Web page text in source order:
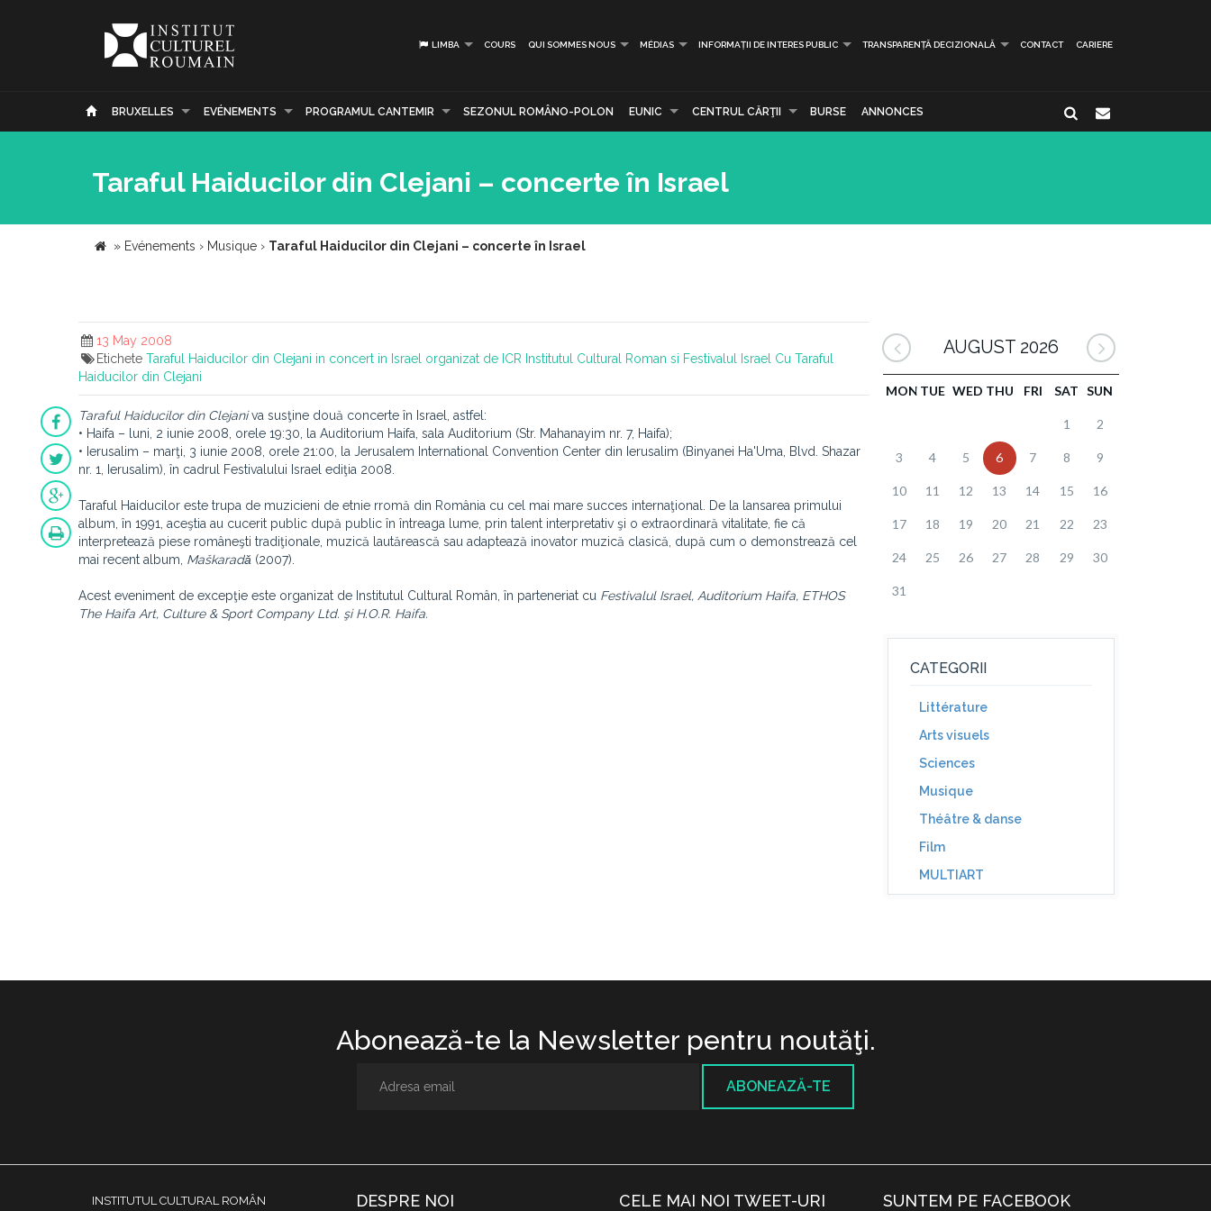
LIMBA COURS QUI SOMMES NOUS MÉDIAS INFORMAȚII DE INTERES PUBLIC TRANSPARENȚĂ DECIZIONALĂ CONTACT CARIERE
BRUXELLES EVÉNEMENTS PROGRAMUL CANTEMIR SEZONUL ROMÂNO-POLON EUNIC CENTRUL CĂRŢII BURSE ANNONCES
Taraful Haiducilor din Clejani – concerte în Israel
» Evénements › Musique › Taraful Haiducilor din Clejani – concerte în Israel
13 May 2008
Etichete Taraful Haiducilor din Clejani in concert in Israel organizat de ICR Institutul Cultural Roman si Festivalul Israel Cu Taraful
Haiducilor din Clejani
Taraful Haiducilor din Clejaniva susţine două concerte în Israel, astfel:
• Haifa – luni, 2 iunie 2008, orele 19:30, la Auditorium Haifa, sala Auditorium (Str. Mahanayim nr. 7, Haifa);
• Ierusalim – marţi, 3 iunie 2008, orele 21:00, la Jerusalem International Convention Center din Ierusalim (Binyanei Ha'Uma, Blvd. Shazar
nr. 1, Ierusalim), în cadrul Festivalului Israel ediţia 2008.
Taraful Haiducilor este trupa de muzicieni de etnie rromă din România cu cel mai mare succes internaţional. De la lansarea primului
album, în 1991, aceştia au cucerit public după public în întreaga lume, prin talent interpretativ şi o extraordinară vitalitate, fie că
interpretează piese româneşti tradiţionale, muzică lautărească sau adaptează inovator muzică clasică, după cum o demonstrează cel
mai recent album, Maškaradǎ (2007).
Acest eveniment de excepţie este organizat de Institutul Cultural Român, în parteneriat cu Festivalul Israel, Auditorium Haifa, ETHOS
The Haifa Art, Culture & Sport Company Ltd. şi H.O.R. Haifa.
AUGUST 2026
MON TUE WED THU FRI SAT SUN
1 2
3 4 5 6 7 8 9
10 11 12 13 14 15 16
17 18 19 20 21 22 23
24 25 26 27 28 29 30
31
CATEGORII
Littérature
Arts visuels
Sciences
Musique
Théâtre & danse
Film
MULTIART
Abonează-te la Newsletter pentru noutăţi.
ABONEAZĂ-TE
INSTITUTUL CULTURAL ROMÂN DESPRE NOI CELE MAI NOI TWEET-URI SUNTEM PE FACEBOOK